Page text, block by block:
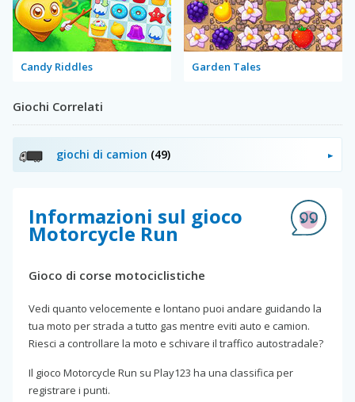
Candy Riddles Garden Tales
Giochi Correlati
giochi di camion (49)
Informazioni sul gioco
Motorcycle Run
Gioco di corse motociclistiche
Vedi quanto velocemente e lontano puoi andare guidando la
tua moto per strada a tutto gas mentre eviti auto e camion.
Riesci a controllare la moto e schivare il traffico autostradale?
Il gioco Motorcycle Run su Play123 ha una classifica per
registrare i punti.